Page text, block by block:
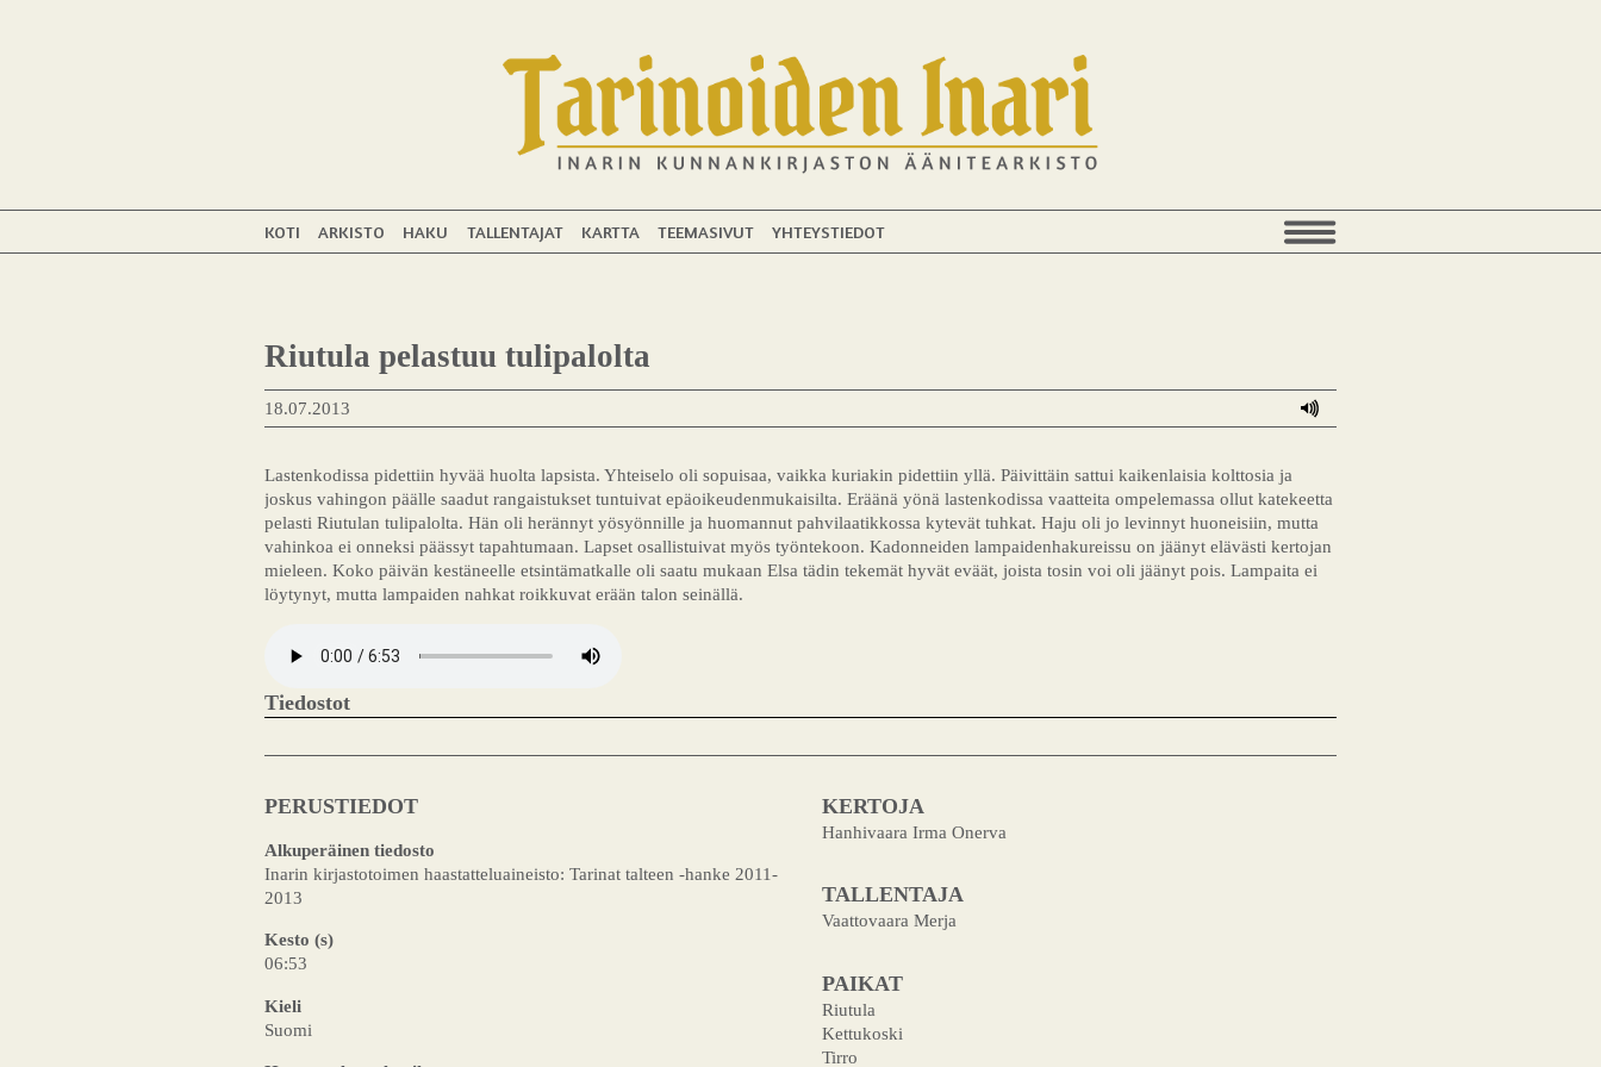
KOTI ARKISTO HAKU TALLENTAJAT KARTTA TEEMASIVUT YHTEYSTIEDOT
Riutula pelastuu tulipalolta
18.07.2013
Lastenkodissa pidettiin hyvää huolta lapsista. Yhteiselo oli sopuisaa, vaikka kuriakin pidettiin yllä. Päivittäin sattui kaikenlaisia kolttosia ja
joskus vahingon päälle saadut rangaistukset tuntuivat epäoikeudenmukaisilta. Eräänä yönä lastenkodissa vaatteita ompelemassa ollut katekeetta
pelasti Riutulan tulipalolta. Hän oli herännyt yösyönnille ja huomannut pahvilaatikkossa kytevät tuhkat. Haju oli jo levinnyt huoneisiin, mutta
vahinkoa ei onneksi päässyt tapahtumaan. Lapset osallistuivat myös työntekoon. Kadonneiden lampaidenhakureissu on jäänyt elävästi kertojan
mieleen. Koko päivän kestäneelle etsintämatkalle oli saatu mukaan Elsa tädin tekemät hyvät eväät, joista tosin voi oli jäänyt pois. Lampaita ei
löytynyt, mutta lampaiden nahkat roikkuvat erään talon seinällä.
Tiedostot
PERUSTIEDOT
Alkuperäinen tiedosto
Inarin kirjastotoimen haastatteluaineisto: Tarinat talteen -hanke 2011-
2013
Kesto (s)
06:53
Kieli
Suomi
KERTOJA
Hanhivaara Irma Onerva
TALLENTAJA
Vaattovaara Merja
PAIKAT
Riutula
Kettukoski
Tirro